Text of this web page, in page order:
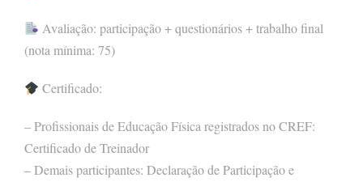
Avaliação: participação + questionários + trabalho final
(nota mínima: 75)
Certificado:
– Profissionais de Educação Física registrados no CREF:
Certificado de Treinador
– Demais participantes: Declaração de Participação e